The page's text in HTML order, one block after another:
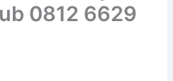
0812 6629